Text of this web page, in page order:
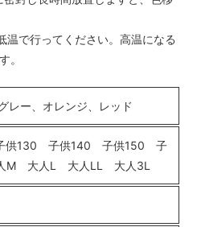
温で行ってください。高温になる
。
レー、オレンジ、レッド
供130 子供140 子供150 子
M 大人L 大人LL 大人3L